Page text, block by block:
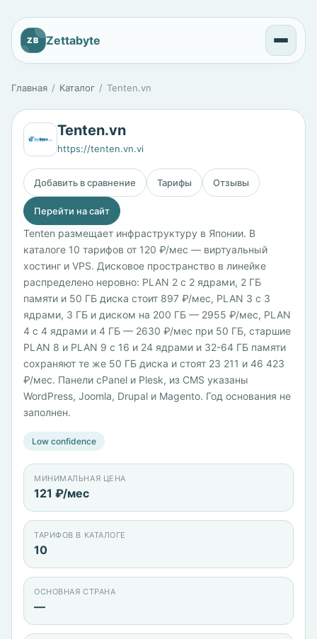
ZB Zettabyte
Главная Каталог Tenten.vn
Tenten.vn
https://tenten.vn.vi
Добавить в сравнение Тарифы Отзывы
Перейти на сайт
Tenten размещает инфраструктуру в Японии. В
каталоге 10 тарифов от 120 ₽/мес — виртуальный
хостинг и VPS. Дисковое пространство в линейке
распределено неровно: PLAN 2 с 2 ядрами, 2 ГБ
памяти и 50 ГБ диска стоит 897 ₽/мес, PLAN 3 с 3
ядрами, 3 ГБ и диском на 200 ГБ — 2955 ₽/мес, PLAN
4 с 4 ядрами и 4 ГБ — 2630 ₽/мес при 50 ГБ, старшие
PLAN 8 и PLAN 9 с 16 и 24 ядрами и 32-64 ГБ памяти
сохраняют те же 50 ГБ диска и стоят 23 211 и 46 423
₽/мес. Панели cPanel и Plesk, из CMS указаны
WordPress, Joomla, Drupal и Magento. Год основания не
заполнен.
Low confidence
МИНИМАЛЬНАЯ ЦЕНА
121 ₽/мес
ТАРИФОВ В КАТАЛОГЕ
10
ОСНОВНАЯ СТРАНА
—